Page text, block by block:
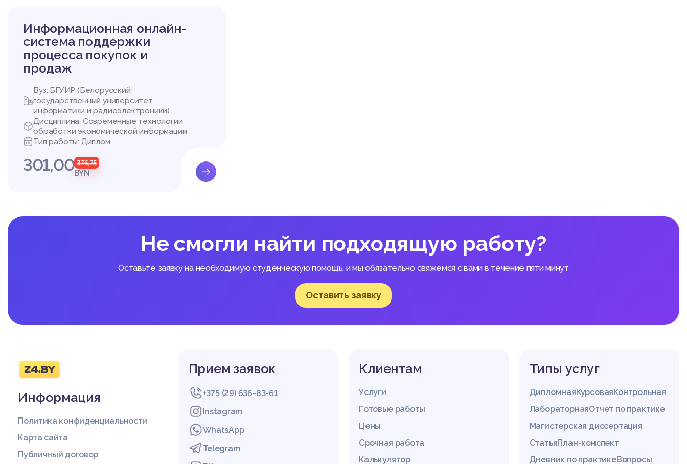
Информационная онлайн-
система поддержки
процесса покупок и
продаж
Вуз: БГУИР (Белорусский
государственный университет
информатики и радиоэлектроники)
Дисциплина: Современные технологии
обработки экономической информации
Тип работы: Диплом
301,00 376,25
BYN
Не смогли найти подходящую работу?
Оставьте заявку на необходимую студенческую помощь, и мы обязательно свяжемся с вами в течение пяти минут
Оставить заявку
Информация
Политика конфиденциальности
Карта сайта
Публичный договор
Прием заявок
+375 (29) 636-83-61
Instagram
WhatsApp
Telegram
Клиентам
Услуги
Готовые работы
Цены
Срочная работа
Калькулятор
Типы услуг
ДипломнаяКурсоваяКонтрольная
ЛабораторнаяОтчет по практике
Магистерская диссертация
СтатьяПлан-конспект
Дневник по практикеВопросы